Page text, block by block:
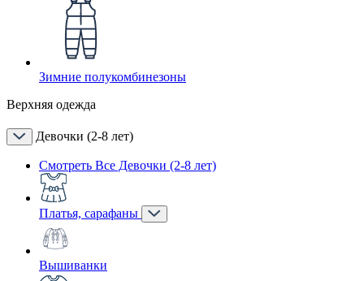
Зимние полукомбинезоны
Верхняя одежда
Девочки (2-8 лет)
Смотреть Все Девочки (2-8 лет)
Платья, сарафаны
Вышиванки